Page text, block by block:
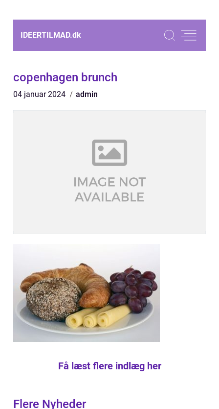
IDEERTILMAD.dk
copenhagen brunch
04 januar 2024 admin
Få læst flere indlæg her
Flere Nyheder